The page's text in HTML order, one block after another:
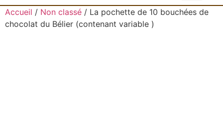
Accueil / Non classé / La pochette de 10 bouchées de
chocolat du Bélier (contenant variable )